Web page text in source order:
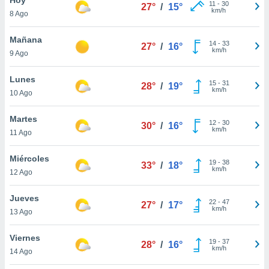
en
más
nuestra
de
cookies
aceptar
8 Ago
27° / 15° 11 - 30
km/h
Mañana
9 Ago
27° / 16° 14- 33
km/h
Lunes
10 Ago
28° / 19° 15- 31
km/h
Martes
11 Ago
30° / 16° 12- 30
km/h
Miércoles
12 Ago
33° / 18° 19- 38
km/h
Jueves
13 Ago
27° / 17° 22- 47
km/h
Viernes
14 Ago
28° / 16° 19- 37
km/h